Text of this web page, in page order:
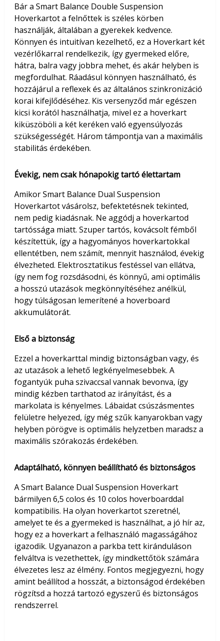
Bár a Smart Balance Double Suspension
Hoverkartot a felnőttek is széles körben
használják, általában a gyerekek kedvence.
Könnyen és intuitívan kezelhető, ez a Hoverkart két
vezérlőkarral rendelkezik, így gyermeked előre,
hátra, balra vagy jobbra mehet, és akár helyben is
megfordulhat. Ráadásul könnyen használható, és
hozzájárul a reflexek és az általános szinkronizáció
korai kifejlődéséhez. Kis versenyződ már egészen
kicsi korától használhatja, mivel ez a hoverkart
kiküszöböli a két keréken való egyensúlyozás
szükségességét. Három támpontja van a maximális
stabilitás érdekében.
Évekig, nem csak hónapokig tartó élettartam
Amikor Smart Balance Dual Suspension
Hoverkartot vásárolsz, befektetésnek tekinted,
nem pedig kiadásnak. Ne aggódj a hoverkartod
tartóssága miatt. Szuper tartós, kovácsolt fémből
készítettük, így a hagyományos hoverkartokkal
ellentétben, nem számít, mennyit használod, évekig
élvezheted. Elektrosztatikus festéssel van ellátva,
így nem fog rozsdásodni, és könnyű, ami optimális
a hosszú utazások megkönnyítéséhez anélkül,
hogy túlságosan lemerítené a hoverboard
akkumulátorát.
Első a biztonság
Ezzel a hoverkarttal mindig biztonságban vagy, és
az utazások a lehető legkényelmesebbek. A
fogantyúk puha szivaccsal vannak bevonva, így
mindig kézben tarthatod az irányítást, és a
markolata is kényelmes. Lábaidat csúszásmentes
felületre helyezed, így még szűk kanyarokban vagy
helyben pörögve is optimális helyzetben maradsz a
maximális szórakozás érdekében.
Adaptálható, könnyen beállítható és biztonságos
A Smart Balance Dual Suspension Hoverkart
bármilyen 6,5 colos és 10 colos hoverboarddal
kompatibilis. Ha olyan hoverkartot szeretnél,
amelyet te és a gyermeked is használhat, a jó hír az,
hogy ez a hoverkart a felhasználó magasságához
igazodik. Ugyanazon a parkba tett kiránduláson
felváltva is vezethettek, így mindkettőtök számára
élvezetes lesz az élmény. Fontos megjegyezni, hogy
amint beállítod a hosszát, a biztonságod érdekében
rögzítsd a hozzá tartozó egyszerű és biztonságos
rendszerrel.